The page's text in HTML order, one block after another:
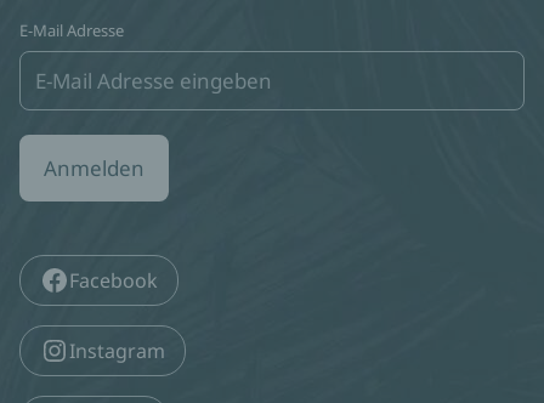
E-Mail Adresse
Anmelden
Facebook
Instagram